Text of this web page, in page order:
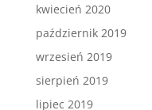
kwiecień 2020
październik 2019
wrzesień 2019
sierpień 2019
lipiec 2019